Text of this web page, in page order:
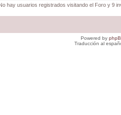
hay usuarios registrados visitando el Foro y 9
Powered by
Traducción al